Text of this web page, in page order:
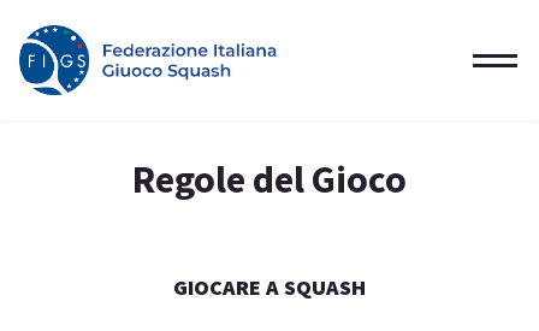
Regole del Gioco
GIOCARE A SQUASH